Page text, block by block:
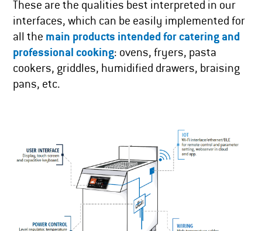
These are the qualities best interpreted in our
interfaces, which can be easily implemented for
all the main products intended for catering and
professional cooking: ovens, fryers, pasta
cookers, griddles, humidified drawers, braising
pans, etc.